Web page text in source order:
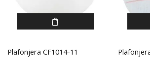
Plafonjera CF1014-11